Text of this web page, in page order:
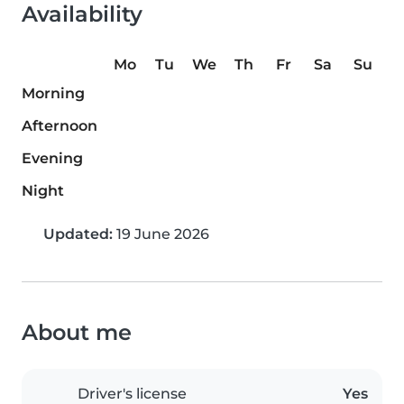
Availability
Mo Tu We Th Fr Sa
Su
Morning
Afternoon
Evening
Night
Updated: 19 June 2026
About me
Driver's license Yes